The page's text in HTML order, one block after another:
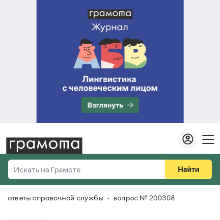
Искать на Грамоте
Справочная служба
Найти
Везде
ответы справочной службы вопрос № 200308